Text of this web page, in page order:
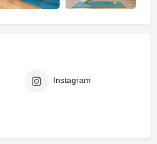
Instagram